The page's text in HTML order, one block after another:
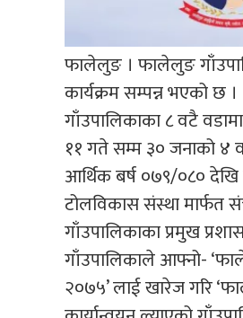
फालेलुङ । फालेलुङ
कार्यक्रम सम्पन्न भएको छ ।
गाँउपालिकाका ८ वटै
११ गते सम्म ३० जनाको ४
आर्थिक बर्ष ०७९/०८०
टोलविकास संस्था मार्फत
गाँउपालिकाका प्रमुख
गाँउपालिकाले आफ्नो-
२०७५’ लाई खारेज गरि